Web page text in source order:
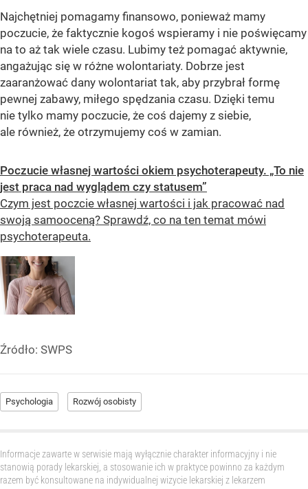
Najchętniej pomagamy finansowo, ponieważ mamy
poczucie, że faktycznie kogoś wspieramy i nie poświęcamy
na to aż tak wiele czasu. Lubimy też pomagać aktywnie,
angażując się w różne wolontariaty. Dobrze jest
zaaranżować dany wolontariat tak, aby przybrał formę
pewnej zabawy, miłego spędzania czasu. Dzięki temu
nie tylko mamy poczucie, że coś dajemy z siebie,
ale również, że otrzymujemy coś w zamian.
Poczucie własnej wartości okiem psychoterapeuty. „To nie
jest praca nad wyglądem czy statusem”
Czym jest poczcie własnej wartości i jak pracować nad
swoją samooceną? Sprawdź, co na ten temat mówi
psychoterapeuta.
Źródło: SWPS
Psychologia Rozwój osobisty
Informacje zawarte w serwisie mają wyłącznie charakter informacyjny i nie
stanowią porady lekarskiej, a stosowanie ich w praktyce powinno za każdym
razem być konsultowane na indywidualnej wizycie lekarskiej z lekarzem